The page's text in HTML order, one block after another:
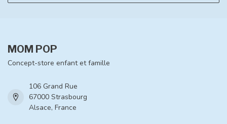
MOM POP
Concept-store enfant et famille
106 Grand Rue
67000 Strasbourg
Alsace, France